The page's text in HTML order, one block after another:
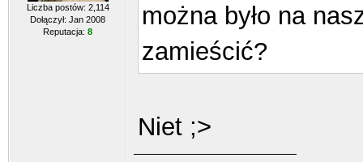
Liczba postów: 2,114
Dołączył: Jan 2008
Reputacja: 8
można było na
zamieścić?
Niet ;>